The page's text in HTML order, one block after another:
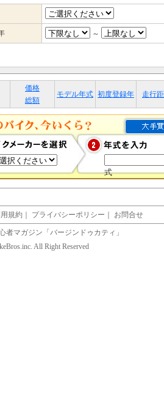
～
価格
総額
モデル年式 初度登録年 走行
式
規約 ｜ プライバシーポリシー ｜ お問合せ
者マガジン「バージンドゥカティ」
All Right Reserved